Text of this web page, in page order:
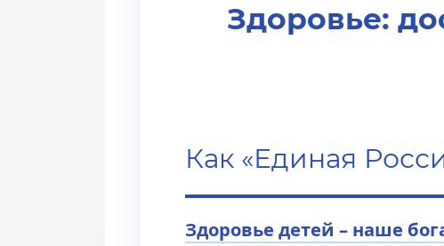
Здоровье:
Как «Единая
Здоровье детей – наше